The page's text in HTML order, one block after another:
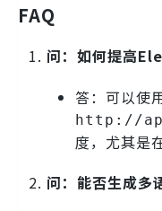
FAQ
问：如何提高
答：可以使
http://
度，尤其是
问：能否生成多